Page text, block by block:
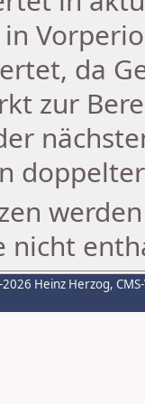
da
zur
nicht
Heinz Herzog,